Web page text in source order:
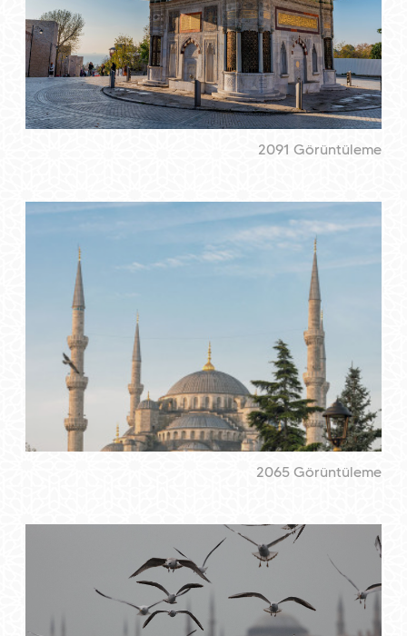
2091 Görüntüleme
2065 Görüntüleme